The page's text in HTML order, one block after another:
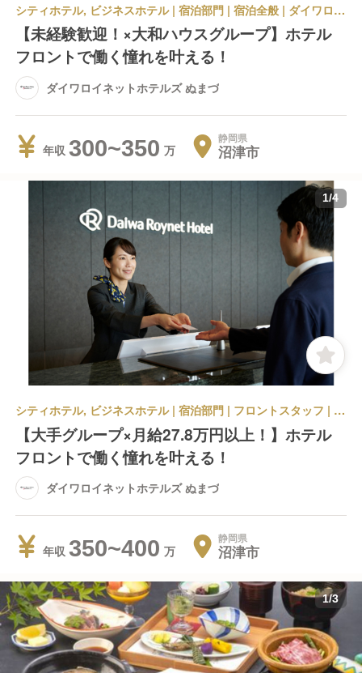
シティホテル, ビジネスホテル | 宿泊部門 | 宿泊全般 | ダイワロイネットホテルズ ぬまづ
【未経験歓迎！×大和ハウスグループ】ホテル
フロントで働く憧れを叶える！
ダイワロイネットホテルズ ぬまづ
年収 300~350 静岡県
沼津市
1/4
シティホテル, ビジネスホテル | 宿泊部門 | フロントスタッフ | ダイワロイネットホテルズ ぬまづ
【大手グループ×月給27.8万円以上！】ホテル
フロントで働く憧れを叶える！
ダイワロイネットホテルズ ぬまづ
年収 350~400 静岡県
沼津市
1/3